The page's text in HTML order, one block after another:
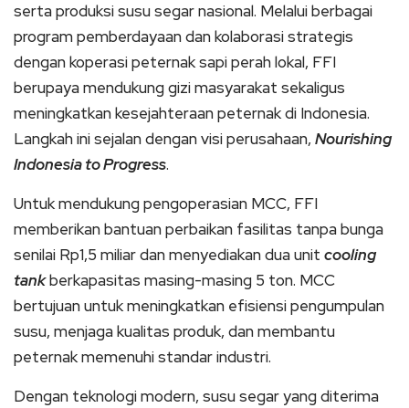
serta produksi susu segar nasional. Melalui berbagai
program pemberdayaan dan kolaborasi strategis
dengan koperasi peternak sapi perah lokal, FFI
berupaya mendukung gizi masyarakat sekaligus
meningkatkan kesejahteraan peternak di Indonesia.
Langkah ini sejalan dengan visi perusahaan, Nourishing
Indonesia to Progress.
Untuk mendukung pengoperasian MCC, FFI
memberikan bantuan perbaikan fasilitas tanpa bunga
senilai Rp1,5 miliar dan menyediakan dua unit cooling
tankberkapasitas masing-masing 5 ton. MCC
bertujuan untuk meningkatkan efisiensi pengumpulan
susu, menjaga kualitas produk, dan membantu
peternak memenuhi standar industri.
Dengan teknologi modern, susu segar yang diterima